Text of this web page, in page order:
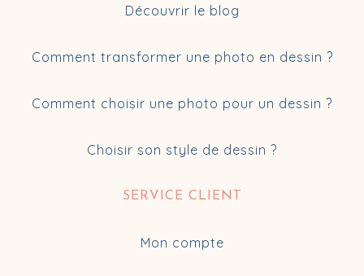
Découvrir le blog
Comment transformer une photo en dessin ?
Comment choisir une photo pour un dessin ?
Choisir son style de dessin ?
SERVICE CLIENT
Mon compte